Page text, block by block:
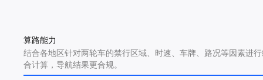
算路能力
结合各地区针对两轮车的禁行区域、时速、车牌、路况等因素进
合计算，导航结果更合规。